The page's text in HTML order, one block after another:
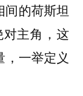
的荷斯坦
主角，这
一举定义